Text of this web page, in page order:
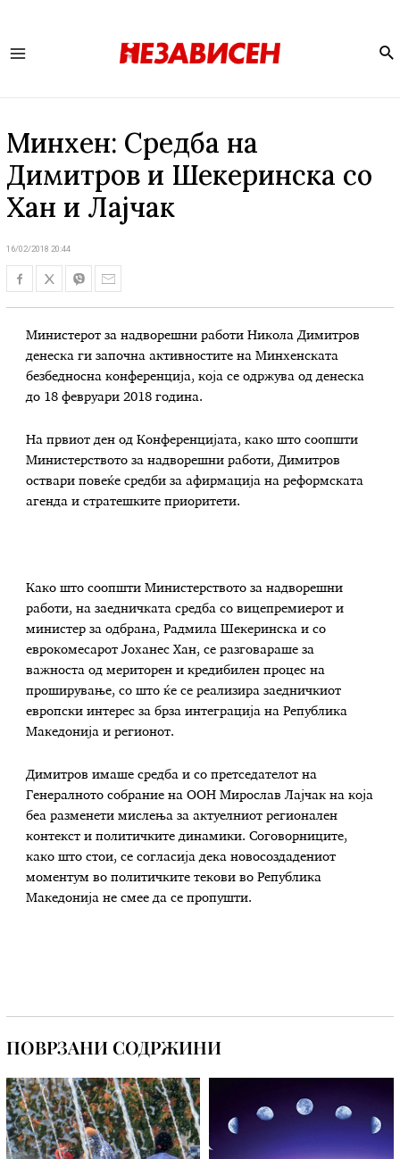
Минхен: Средба на
Димитров и Шекеринска со
Хан и Лајчак
16/02/2018 20:44
Министерот за надворешни работи Никола Димитров
денеска ги започна активностите на Минхенската
безбедносна конференција, која се одржува од денеска
до 18 февруари 2018 година.
На првиот ден од Конференцијата, како што соопшти
Министерството за надворешни работи, Димитров
оствари повеќе средби за афирмација на реформската
агенда и стратешките приоритети.
Како што соопшти Министерството за надворешни
работи, на заедничката средба со вицепремиерот и
министер за одбрана, Радмила Шекеринска и со
еврокомесарот Јоханес Хан, се разговараше за
важноста од мериторен и кредибилен процес на
проширување, со што ќе се реализира заедничкиот
европски интерес за брза интеграција на Република
Македонија и регионот.
Димитров имаше средба и со претседателот на
Генералното собрание на ООН Мирослав Лајчак на која
беа разменети мислења за актуелниот регионален
контекст и политичките динамики. Соговорниците,
како што стои, се согласија дека новосоздадениот
моментум во политичките текови во Република
Македонија не смее да се пропушти.
ПОВРЗАНИ СОДРЖИНИ